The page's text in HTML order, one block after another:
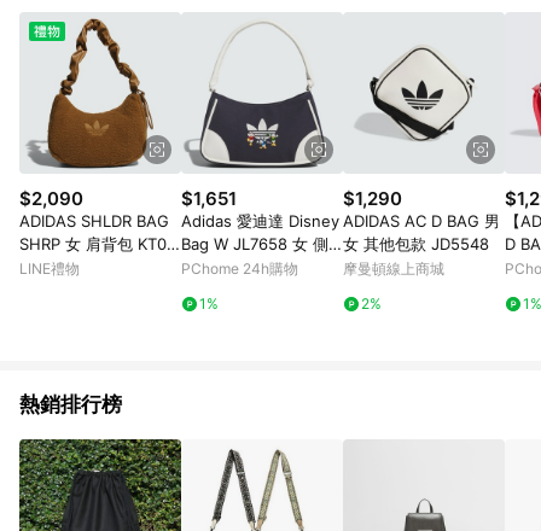
值點數、點數/禮物卡 [2025/2/16起適用] - 票券全品項
[2026/6/2起適用] 《5》回饋點數的計算將會排除【訂單活動折
扣 (含折價券折扣)】、【P幣扣抵】、【現金積點扣抵】及【訂單
運費】等金額。 《6》符合LINE POINTS回饋資格之訂單將於商
家訂單頁面標示「LINE回饋」，若無此標示則 不符合回饋LINE
POINTS點數資格亦不得使用點數紅包 。 《7》LINE購物設有
「單一商品最高回饋點數」機制 (特殊活動時開放「回饋無上
限」)，以同一訂單中同一商品不論件數計算，並依訂單成立時間
當下LINE購物所設定的回饋機制為準。 《8》LINE購物為購物資
訊整合性平台，商品資料更新會有時間差，如顯示之商品規格、
顏色、價位、贈品與PChome 24h購物銷售網頁不符，以銷售網
頁標示為準！
$2,090
ADIDAS SHLDR BAG
SHRP 女 肩背包 KT08
58
LINE禮物
$1,651
Adidas 愛迪達 Disney
Bag W JL7658 女 側
背包 肩背 斜背 黑白 迪
PChome 24h購物
1%
$1,290
ADIDAS AC D BAG 男
女 其他包款 JD5548
摩曼頓線上商城
2%
【
D
包
1%
熱銷排行榜